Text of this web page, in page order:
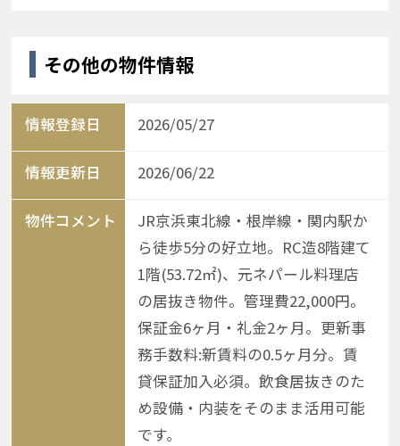
その他の物件情報
情報登録日 2026/05/27
情報更新日 2026/06/22
物件コメント
JR京浜東北線・根岸線・関内駅か
ら徒歩5分の好立地。RC造8階建て
1階(53.72㎡)、元ネパール料理店
の居抜き物件。管理費22,000円。
保証金6ヶ月・礼金2ヶ月。更新事
務手数料:新賃料の0.5ヶ月分。賃
貸保証加入必須。飲食居抜きのた
め設備・内装をそのまま活用可能
です。